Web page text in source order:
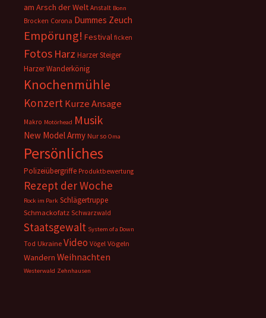
am Arsch der Welt Anstalt Bonn
Brocken Corona Dummes Zeuch
Empörung! Festival ficken
Fotos Harz Harzer Steiger
Harzer Wanderkönig
Knochenmühle
KonzertKurze Ansage
Makro Motörhead Musik
New Model Army Nur so Oma
Persönliches
Polizeiübergriffe Produktbewertung
Rezept der Woche
Rock im Park Schlägertruppe
Schmackofatz Schwarzwald
Staatsgewalt System of a Down
Tod Ukraine Video Vögel Vögeln
Wandern Weihnachten
Westerwald Zehnhausen